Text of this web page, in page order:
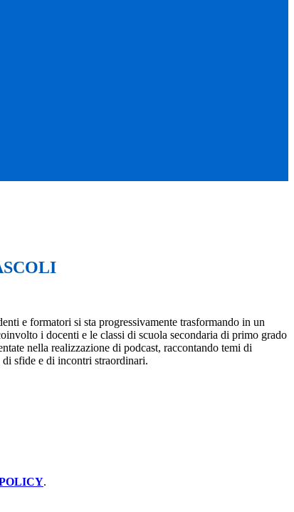
e formatori si sta progressivamente trasformando in un
i docenti e le classi di scuola secondaria di primo grado
nella realizzazione di podcast, raccontando temi di
sfide e di incontri straordinari.
.